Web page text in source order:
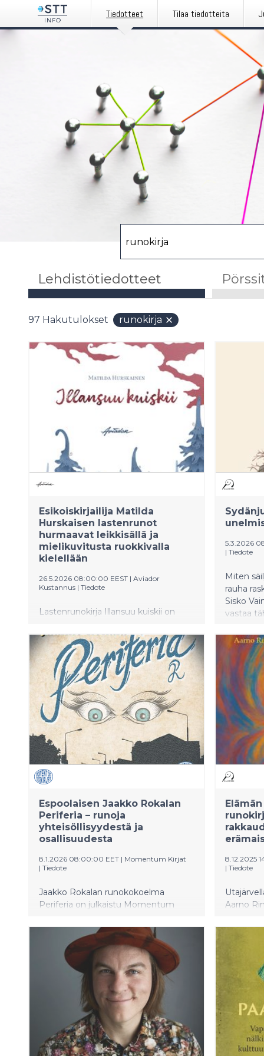
Tiedotteet Tilaa tiedotteita
Lehdistötiedotteet
97 Hakutulokset runokirja
Esikoiskirjailija Matilda
Hurskaisen lastenrunot
hurmaavat leikkisällä ja
mielikuvitusta ruokkivalla
kielellään
26.5.2026 08:00:00 EEST | Aviador
Kustannus | Tiedote
Lastenrunokirja Illansuu kuiskii on
sekä tummemmat sävyt heijastuvat
myös Hurskaisen piirtämissä
kuvituksissa.
5.3.2026
| Tiedote
Miten
rauha
Sisko
vastaa
kutsu
juurensa
Espoolaisen Jaakko Rokalan
Periferia – runoja
yhteisöllisyydestä ja
osallisuudesta
8.1.2026 08:00:00 EET | Momentum Kirjat
| Tiedote
Jaakko Rokalan runokokoelma
Periferia on julkaistu Momentum
kokoelman runoista on syntynyt tätä
projektia työstäessä, osa on kulkenut
mukana jo hyvän matkan.
Kirjoittajana Rokala määrittelee
itseään parhaiten sanalla lyyrikko. Sitä
nämä ovat – lyyrisiä olioita, tunnelmia.
Tämän merkitys korostuu takakannen
nimirunossa. Se on ilmestynyt hänelle
nuorena miehenä Soukan ostarilla, ja
alun pitäen sen kohteena olivat
ravintola Kolumbuksen ovimiehet:
8.12.2025
| Tiedote
Aarno
Kirja on
yhden